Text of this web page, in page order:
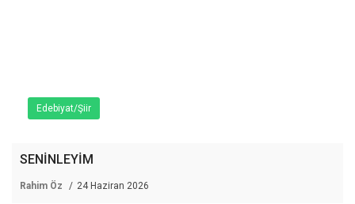
Edebiyat/Şiir
SENİNLEYİM
Rahim Öz 24 Haziran 2026